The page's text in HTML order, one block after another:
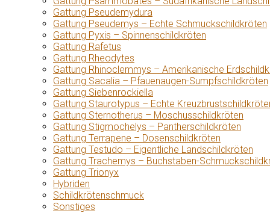
Gattung Pseudemydura
Gattung Pseudemys – Echte Schmuckschildkröten
Gattung Pyxis – Spinnenschildkröten
Gattung Rafetus
Gattung Rheodytes
Gattung Rhinoclemmys – Amerikanische
Gattung Sacalia – Pfauenaugen-Sumpfschildkröten
Gattung Siebenrockiella
Gattung Staurotypus – Echte
Gattung Sternotherus – Moschusschildkröten
Gattung Stigmochelys – Pantherschildkröten
Gattung Terrapene – Dosenschildkröten
Gattung Testudo – Eigentliche Landschildkröten
Gattung Trachemys – Buchstaben-
Gattung Trionyx
Hybriden
Schildkrötenschmuck
Sonstiges